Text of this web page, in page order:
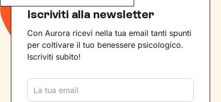
Iscriviti alla newsletter
Con Aurora ricevi nella tua email tanti spunti
per coltivare il tuo benessere psicologico.
Iscriviti subito!